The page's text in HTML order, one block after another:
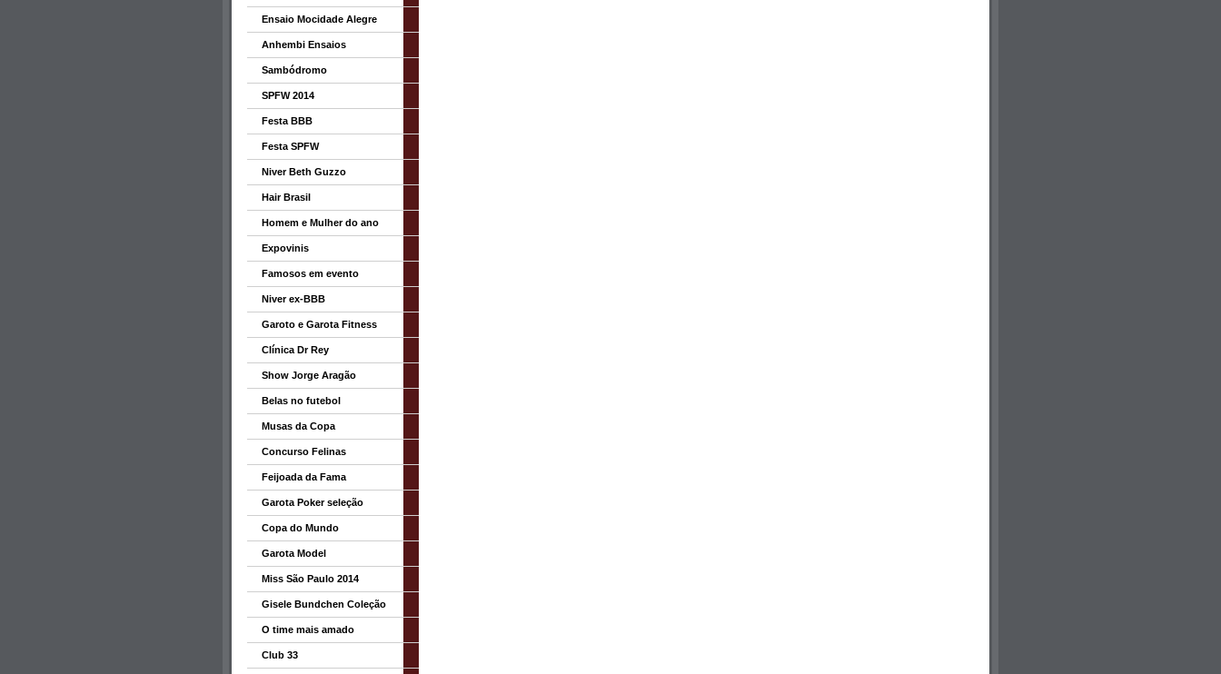
Ensaio Mocidade Alegre
Anhembi Ensaios
Sambódromo
SPFW 2014
Festa BBB
Festa SPFW
Niver Beth Guzzo
Hair Brasil
Homem e Mulher do ano
Expovinis
Famosos em evento
Niver ex-BBB
Garoto e Garota Fitness
Clínica Dr Rey
Show Jorge Aragão
Belas no futebol
Musas da Copa
Concurso Felinas
Feijoada da Fama
Garota Poker seleção
Copa do Mundo
Garota Model
Miss São Paulo 2014
Gisele Bundchen Coleção
O time mais amado
Club 33